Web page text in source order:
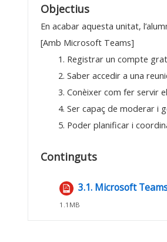
Objectius
En acabar aquesta unitat,
[Amb Microsoft Teams]
1. Registrar un compte
2. Saber accedir a una
3. Conèixer com fer servir
4. Ser capaç de moderar i
5. Poder planificar i
Continguts
3.1. Microsoft
1.1MB